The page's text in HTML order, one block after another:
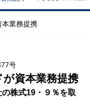
本業務提携
号
資本業務提携
株式19・９％を取